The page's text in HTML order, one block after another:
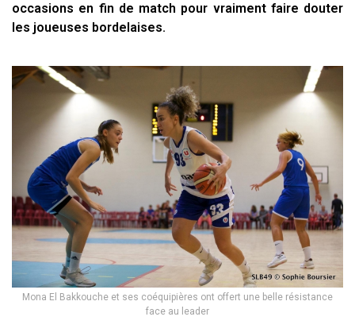
occasions en fin de match pour vraiment faire douter
les joueuses bordelaises.
Mona El Bakkouche et ses coéquipières ont offert une belle résistance
face au leader